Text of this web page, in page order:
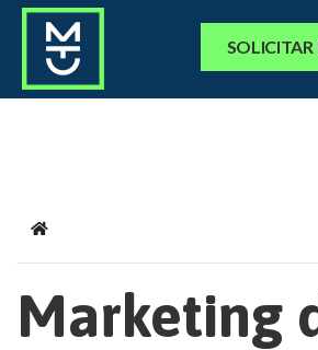
Home
Marketing